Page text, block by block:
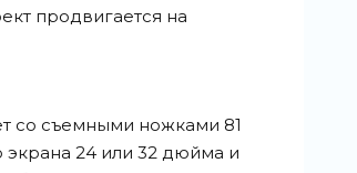
продвигается на
со съемными ножками 81
экрана 24 или 32 дюйма и